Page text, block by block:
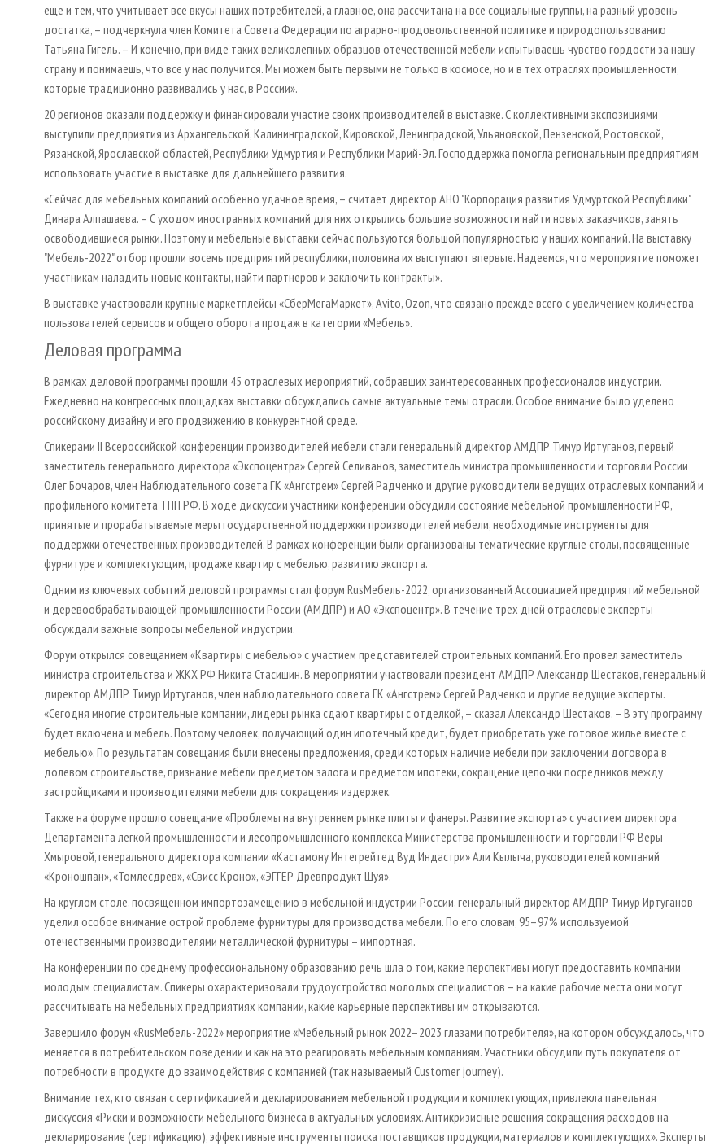
еще и тем, что учитывает все вкусы наших потребителей, а главное, она рассчитана на все социальные группы, на разный уровень
достатка, – подчеркнула член Комитета Совета Федерации по аграрно-продовольственной политике и природопользованию
Татьяна Гигель. – И конечно, при виде таких великолепных образцов отечественной мебели испытываешь чувство гордости за нашу
страну и понимаешь, что все у нас получится. Мы можем быть первыми не только в космосе, но и в тех отраслях промышленности,
которые традиционно развивались у нас, в России».
20 регионов оказали поддержку и финансировали участие своих производителей в выставке. С коллективными экспозициями
выступили предприятия из Архангельской, Калининградской, Кировской, Ленинградской, Ульяновской, Пензенской, Ростовской,
Рязанской, Ярославской областей, Республики Удмуртия и Республики Марий-Эл. Господдержка помогла региональным предприятиям
использовать участие в выставке для дальнейшего развития.
«Сейчас для мебельных компаний особенно удачное время, – считает директор АНО "Корпорация развития Удмуртской Республики"
Динара Алпашаева. – С уходом иностранных компаний для них открылись большие возможности найти новых заказчиков, занять
освободившиеся рынки. Поэтому и мебельные выставки сейчас пользуются большой популярностью у наших компаний. На выставку
"Мебель-2022" отбор прошли восемь предприятий республики, половина их выступают впервые. Надеемся, что мероприятие поможет
участникам наладить новые контакты, найти партнеров и заключить контракты».
В выставке участвовали крупные маркетплейсы «СберМегаМаркет», Avito, Ozon, что связано прежде всего с увеличением количества
пользователей сервисов и общего оборота продаж в категории «Мебель».
Деловая программа
В рамках деловой программы прошли 45 отраслевых мероприятий, собравших заинтересованных профессионалов индустрии.
Ежедневно на конгрессных площадках выставки обсуждались самые актуальные темы отрасли. Особое внимание было уделено
российскому дизайну и его продвижению в конкурентной среде.
Спикерами II Всероссийской конференции производителей мебели стали генеральный директор АМДПР Тимур Иртуганов, первый
заместитель генерального директора «Экспоцентра» Сергей Селиванов, заместитель министра промышленности и торговли России
Олег Бочаров, член Наблюдательного совета ГК «Ангстрем» Сергей Радченко и другие руководители ведущих отраслевых компаний и
профильного комитета ТПП РФ. В ходе дискуссии участники конференции обсудили состояние мебельной промышленности РФ,
принятые и прорабатываемые меры государственной поддержки производителей мебели, необходимые инструменты для
поддержки отечественных производителей. В рамках конференции были организованы тематические круглые столы, посвященные
фурнитуре и комплектующим, продаже квартир с мебелью, развитию экспорта.
Одним из ключевых событий деловой программы стал форум RusМебель-2022, организованный Ассоциацией предприятий мебельной
и деревообрабатывающей промышленности России (АМДПР) и АО «Экспоцентр». В течение трех дней отраслевые эксперты
обсуждали важные вопросы мебельной индустрии.
Форум открылся совещанием «Квартиры с мебелью» с участием представителей строительных компаний. Его провел заместитель
министра строительства и ЖКХ РФ Никита Стасишин. В мероприятии участвовали президент АМДПР Александр Шестаков, генеральный
директор АМДПР Тимур Иртуганов, член наблюдательного совета ГК «Ангстрем» Сергей Радченко и другие ведущие эксперты.
«Сегодня многие строительные компании, лидеры рынка сдают квартиры с отделкой, – сказал Александр Шестаков. – В эту программу
будет включена и мебель. Поэтому человек, получающий один ипотечный кредит, будет приобретать уже готовое жилье вместе с
мебелью». По результатам совещания были внесены предложения, среди которых наличие мебели при заключении договора в
долевом строительстве, признание мебели предметом залога и предметом ипотеки, сокращение цепочки посредников между
застройщиками и производителями мебели для сокращения издержек.
Также на форуме прошло совещание «Проблемы на внутреннем рынке плиты и фанеры. Развитие экспорта» с участием директора
Департамента легкой промышленности и лесопромышленного комплекса Министерства промышленности и торговли РФ Веры
Хмыровой, генерального директора компании «Кастамону Интегрейтед Вуд Индастри» Али Кылыча, руководителей компаний
«Кроношпан», «Томлесдрев», «Свисс Кроно», «ЭГГЕР Древпродукт Шуя».
На круглом столе, посвященном импортозамещению в мебельной индустрии России, генеральный директор АМДПР Тимур Иртуганов
уделил особое внимание острой проблеме фурнитуры для производства мебели. По его словам, 95–97% используемой
отечественными производителями металлической фурнитуры – импортная.
На конференции по среднему профессиональному образованию речь шла о том, какие перспективы могут предоставить компании
молодым специалистам. Спикеры охарактеризовали трудоустройство молодых специалистов – на какие рабочие места они могут
рассчитывать на мебельных предприятиях компании, какие карьерные перспективы им открываются.
Завершило форум «RusМебель-2022» мероприятие «Мебельный рынок 2022–2023 глазами потребителя», на котором обсуждалось, что
меняется в потребительском поведении и как на это реагировать мебельным компаниям. Участники обсудили путь покупателя от
потребности в продукте до взаимодействия с компанией (так называемый Customer journey).
Внимание тех, кто связан с сертификацией и декларированием мебельной продукции и комплектующих, привлекла панельная
дискуссия «Риски и возможности мебельного бизнеса в актуальных условиях. Антикризисные решения сокращения расходов на
декларирование (сертификацию), эффективные инструменты поиска поставщиков продукции, материалов и комплектующих». Эксперты